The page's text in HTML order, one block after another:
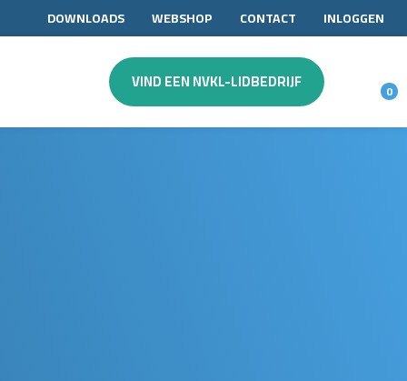
DOWNLOADS WEBSHOP CONTACT INLOGGEN
VIND EEN NVKL-LIDBEDRIJF 0